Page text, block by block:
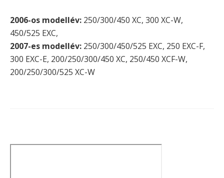
2006-os modellév: 250/300/450 XC, 300 XC-W,
450/525 EXC,
2007-es modellév: 250/300/450/525 EXC, 250 EXC-F,
300 EXC-E, 200/250/300/450 XC, 250/450 XCF-W,
200/250/300/525 XC-W